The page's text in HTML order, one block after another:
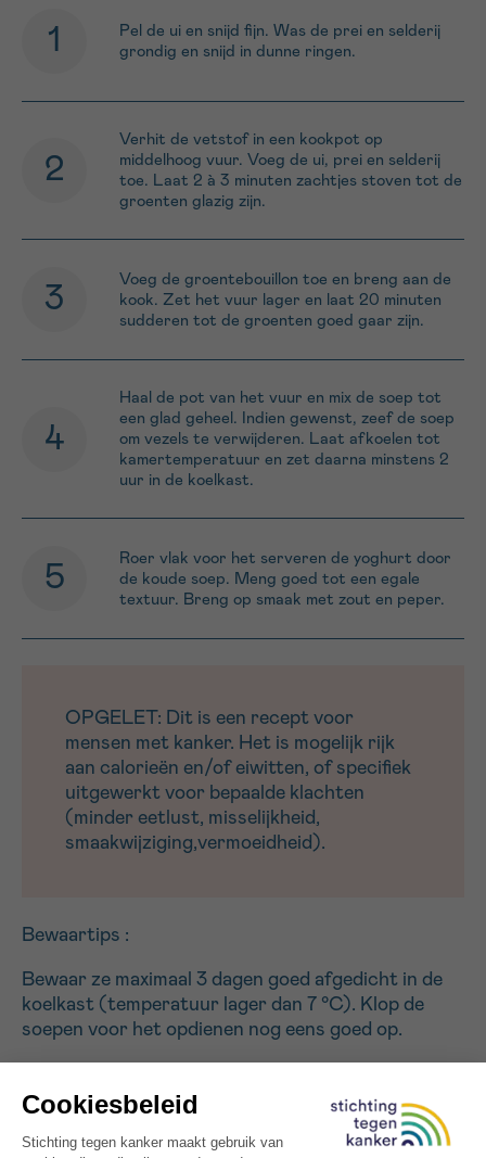
Pel de ui en snijd fijn. Was de prei en selderij
grondig en snijd in dunne ringen.
Verhit de vetstof in een kookpot op
middelhoog vuur. Voeg de ui, prei en selderij
toe. Laat 2 à 3 minuten zachtjes stoven tot de
groenten glazig zijn.
Voeg de groentebouillon toe en breng aan de
kook. Zet het vuur lager en laat 20 minuten
sudderen tot de groenten goed gaar zijn.
Haal de pot van het vuur en mix de soep tot
een glad geheel. Indien gewenst, zeef de soep
om vezels te verwijderen. Laat afkoelen tot
kamertemperatuur en zet daarna minstens 2
uur in de koelkast.
Roer vlak voor het serveren de yoghurt door
de koude soep. Meng goed tot een egale
textuur. Breng op smaak met zout en peper.
OPGELET: Dit is een recept voor
mensen met kanker. Het is mogelijk rijk
aan calorieën en/of eiwitten, of specifiek
uitgewerkt voor bepaalde klachten
(minder eetlust, misselijkheid,
smaakwijziging,vermoeidheid).
Bewaartips :
Bewaar ze maximaal 3 dagen goed afgedicht in de
koelkast (temperatuur lager dan 7 °C). Klop de
soepen voor het opdienen nog eens goed op.
Godefroidt, ontwikkeld in samenwerking met de
opleiding bachelor in de voedings- en dieetkunde,
Katholieke Hogeschool VIVES en met Stichting